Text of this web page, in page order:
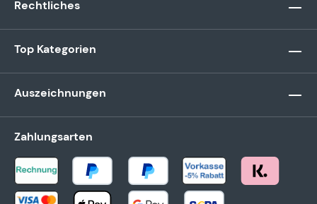
Rechtliches
Top Kategorien
Auszeichnungen
Zahlungsarten